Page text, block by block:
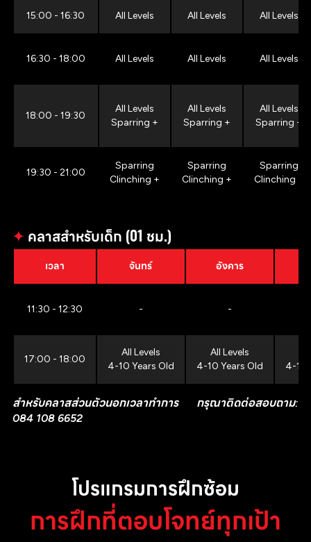
15:00 - 16:30 All Levels All Levels All Levels
16:30 - 18:00 All Levels All Levels All Levels
18:00 - 19:30
All Levels
Sparring +
All Levels
Sparring +
All Levels
Sparring +
19:30 - 21:00
Sparring
Clinching +
Sparring
Clinching +
Sparring
Clinching +
✦ คลาสสำหรับเด็ก (01 ชม.)
เวลา จันทร์ อังคาร
11:30 - 12:30 - -
17:00 - 18:00
All Levels
4-10 Years Old
All Levels
4-10 Years Old
4-10
สำหรับคลาสส่วนตัวนอกเวลาทำการ กรุณาติดต่อสอบถาม:
084 108 6652
โปรแกรมการฝึกซ้อม
การฝึกที่ตอบโจทย์ทุกเป้า